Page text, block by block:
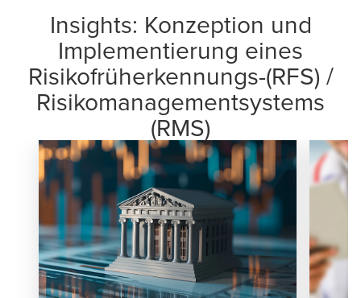
Insights: Konzeption und
Implementierung eines
Risikofrüherkennungs-(RFS) /
Risikomanagementsystems
(RMS)